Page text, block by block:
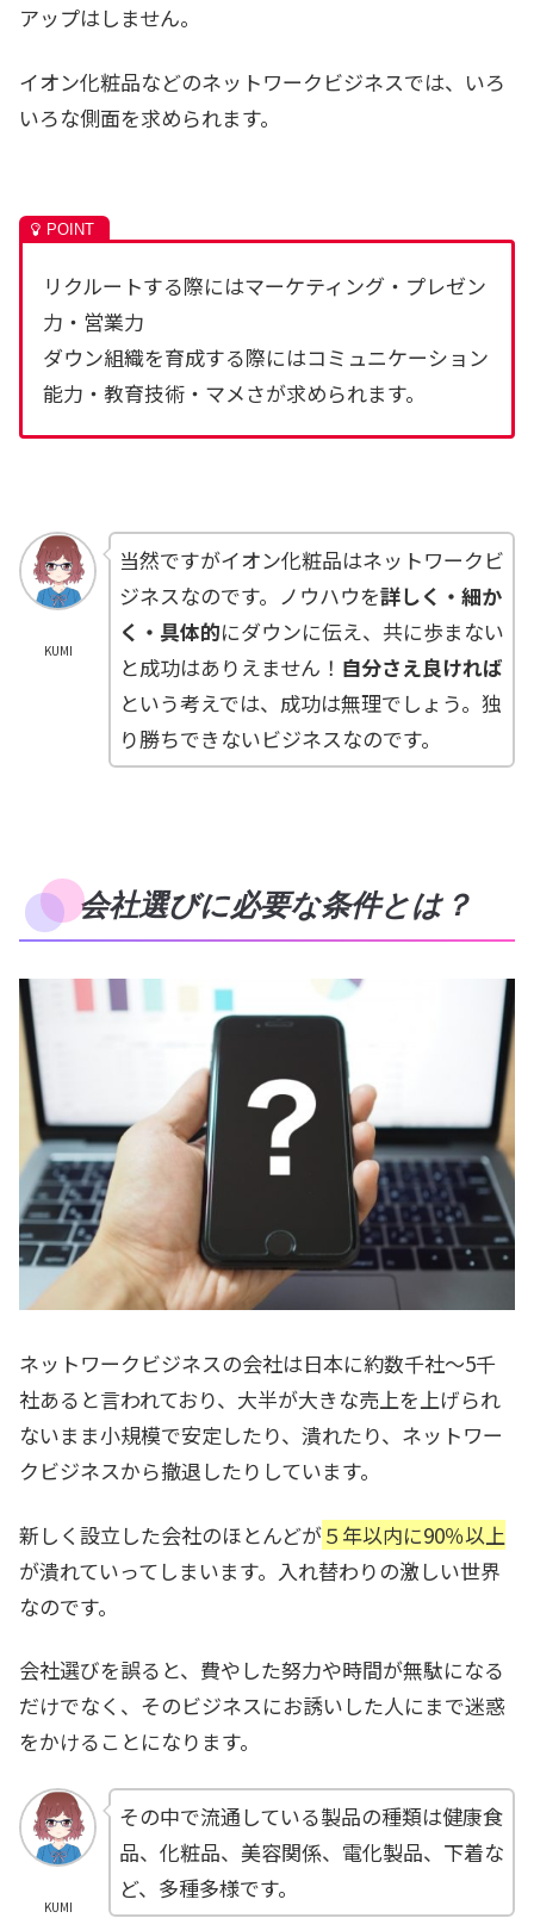
アップはしません。
イオン化粧品などのネットワークビジネスでは、いろ
いろな側面を求められます。
リクルートする際にはマーケティング・プレゼン
力・営業力
ダウン組織を育成する際にはコミュニケーション
能力・教育技術・マメさが求められます。
KUMI
当然ですがイオン化粧品はネットワークビ
ジネスなのです。ノウハウを詳しく・細か
く・具体的にダウンに伝え、共に歩まない
と成功はありえません！ 自分さえ良ければ
という考えでは、成功は無理でしょう。独
り勝ちできないビジネスなのです。
会社選びに必要な条件とは？
ネットワークビジネスの会社は日本に約数千社～5千
社あると言われており、大半が大きな売上を上げられ
ないまま小規模で安定したり、潰れたり、ネットワー
クビジネスから撤退したりしています。
新しく設立した会社のほとんどが５年以内に90％以上
が潰れていってしまいます。入れ替わりの激しい世界
なのです。
会社選びを誤ると、費やした努力や時間が無駄になる
だけでなく、そのビジネスにお誘いした人にまで迷惑
をかけることになります。
KUMI
その中で流通している製品の種類は健康食
品、化粧品、美容関係、電化製品、下着な
ど、多種多様です。